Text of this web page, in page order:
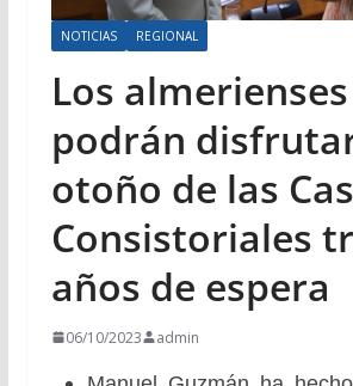
NOTICIAS REGIONAL
Los almerienses
podrán
otoño de las
Consistoriales
años de espera
06/10/2023 admin